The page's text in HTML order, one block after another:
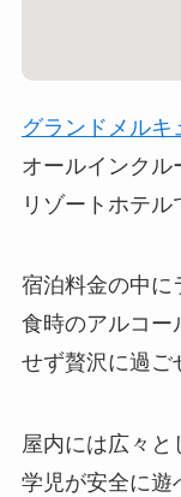
グランドメル
オールインクル
リゾートホテル
宿泊料金の中に
食時のアルコー
せず贅沢に過ご
屋内には広々と
学児が安全に遊